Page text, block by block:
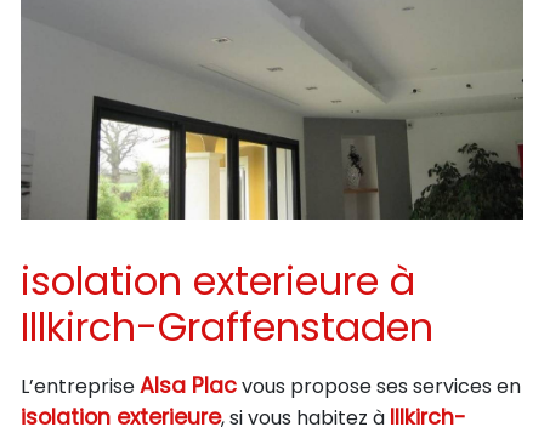
isolation exterieure à
Illkirch-Graffenstaden
L’entrepriseAlsa Placvous propose ses services en
isolation exterieure, si vous habitez à Illkirch-